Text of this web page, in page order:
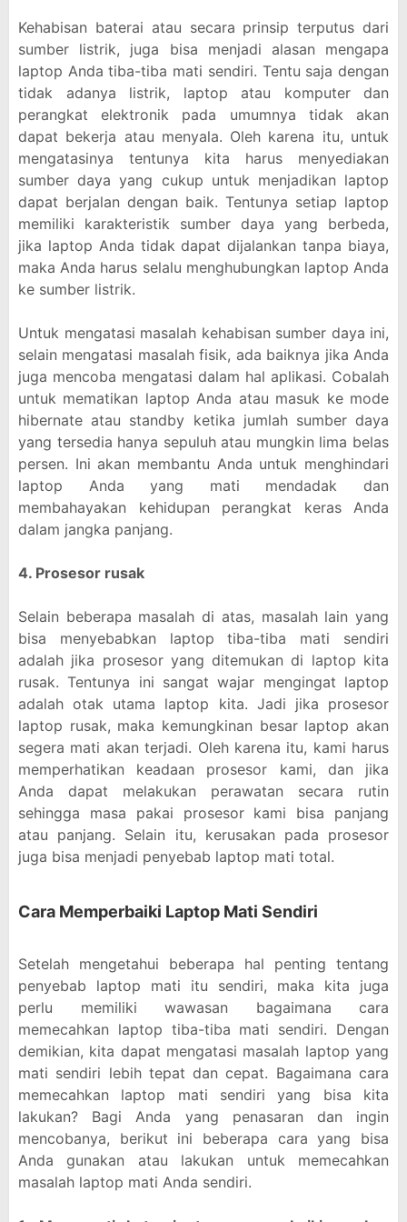
Kehabisan baterai atau secara prinsip terputus dari
sumber listrik, juga bisa menjadi alasan mengapa
laptop Anda tiba-tiba mati sendiri. Tentu saja dengan
tidak adanya listrik, laptop atau komputer dan
perangkat elektronik pada umumnya tidak akan
dapat bekerja atau menyala. Oleh karena itu, untuk
mengatasinya tentunya kita harus menyediakan
sumber daya yang cukup untuk menjadikan laptop
dapat berjalan dengan baik. Tentunya setiap laptop
memiliki karakteristik sumber daya yang berbeda,
jika laptop Anda tidak dapat dijalankan tanpa biaya,
maka Anda harus selalu menghubungkan laptop Anda
ke sumber listrik.
Untuk mengatasi masalah kehabisan sumber daya ini,
selain mengatasi masalah fisik, ada baiknya jika Anda
juga mencoba mengatasi dalam hal aplikasi. Cobalah
untuk mematikan laptop Anda atau masuk ke mode
hibernate atau standby ketika jumlah sumber daya
yang tersedia hanya sepuluh atau mungkin lima belas
persen. Ini akan membantu Anda untuk menghindari
laptop Anda yang mati mendadak dan
membahayakan kehidupan perangkat keras Anda
dalam jangka panjang.
4. Prosesor rusak
Selain beberapa masalah di atas, masalah lain yang
bisa menyebabkan laptop tiba-tiba mati sendiri
adalah jika prosesor yang ditemukan di laptop kita
rusak. Tentunya ini sangat wajar mengingat laptop
adalah otak utama laptop kita. Jadi jika prosesor
laptop rusak, maka kemungkinan besar laptop akan
segera mati akan terjadi. Oleh karena itu, kami harus
memperhatikan keadaan prosesor kami, dan jika
Anda dapat melakukan perawatan secara rutin
sehingga masa pakai prosesor kami bisa panjang
atau panjang. Selain itu, kerusakan pada prosesor
juga bisa menjadi penyebab laptop mati total.
Cara Memperbaiki Laptop Mati Sendiri
Setelah mengetahui beberapa hal penting tentang
penyebab laptop mati itu sendiri, maka kita juga
perlu memiliki wawasan bagaimana cara
memecahkan laptop tiba-tiba mati sendiri. Dengan
demikian, kita dapat mengatasi masalah laptop yang
mati sendiri lebih tepat dan cepat. Bagaimana cara
memecahkan laptop mati sendiri yang bisa kita
lakukan? Bagi Anda yang penasaran dan ingin
mencobanya, berikut ini beberapa cara yang bisa
Anda gunakan atau lakukan untuk memecahkan
masalah laptop mati Anda sendiri.